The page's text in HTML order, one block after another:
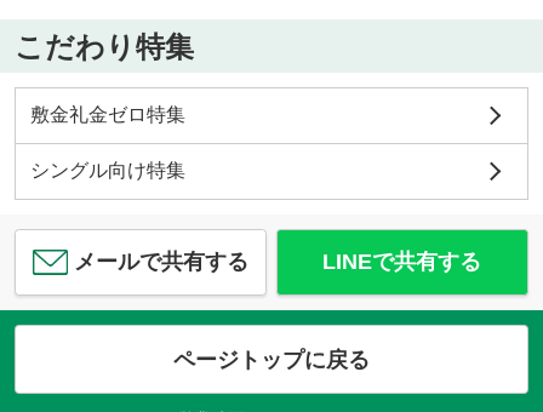
こだわり特集
敷金礼金ゼロ特集
シングル向け特集
メールで共有する LINEで共有する
ページトップに戻る